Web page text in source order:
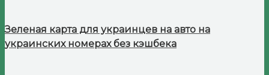
Зеленая карта для украинцев на авто на
украинских номерах без кэшбека